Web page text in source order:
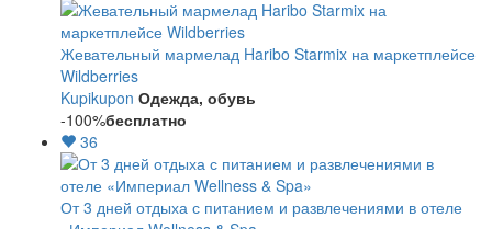
Жевательный мармелад Haribo Starmix на маркетплейсе
Wildberries
Kupikupon Одежда, обувь
-100%бесплатно
36
От 3 дней отдыха с питанием и развлечениями в отеле